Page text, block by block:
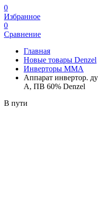
0
Избранное
0
Сравнение
Главная
Новые товары Denzel
Инверторы MMA
Аппарат инвертор.
А, ПВ 60% Denzel
В пути